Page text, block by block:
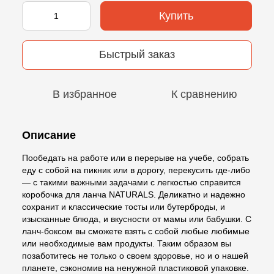
Купить
Быстрый заказ
В избранное К сравнению
Описание
Пообедать на работе или в перерыве на учебе, собрать
еду с собой на пикник или в дорогу, перекусить где-либо
— с такими важными задачами с легкостью справится
коробочка для ланча NATURALS. Деликатно и надежно
сохранит и классические тосты или бутерброды, и
изысканные блюда, и вкусности от мамы или бабушки. С
ланч-боксом вы сможете взять с собой любые любимые
или необходимые вам продукты. Таким образом вы
позаботитесь не только о своем здоровье, но и о нашей
планете, сэкономив на ненужной пластиковой упаковке.